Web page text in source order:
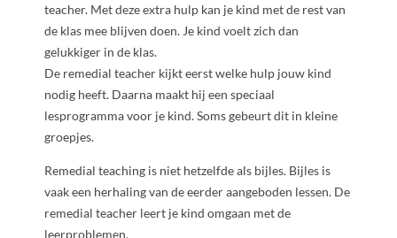
teacher. Met deze extra hulp kan je kind met de rest van
de klas mee blijven doen. Je kind voelt zich dan
gelukkiger in de klas.
De remedial teacher kijkt eerst welke hulp jouw kind
nodig heeft. Daarna maakt hij een speciaal
lesprogramma voor je kind. Soms gebeurt dit in kleine
groepjes.
Remedial teaching is niet hetzelfde als bijles. Bijles is
vaak een herhaling van de eerder aangeboden lessen. De
remedial teacher leert je kind omgaan met de
leerproblemen.